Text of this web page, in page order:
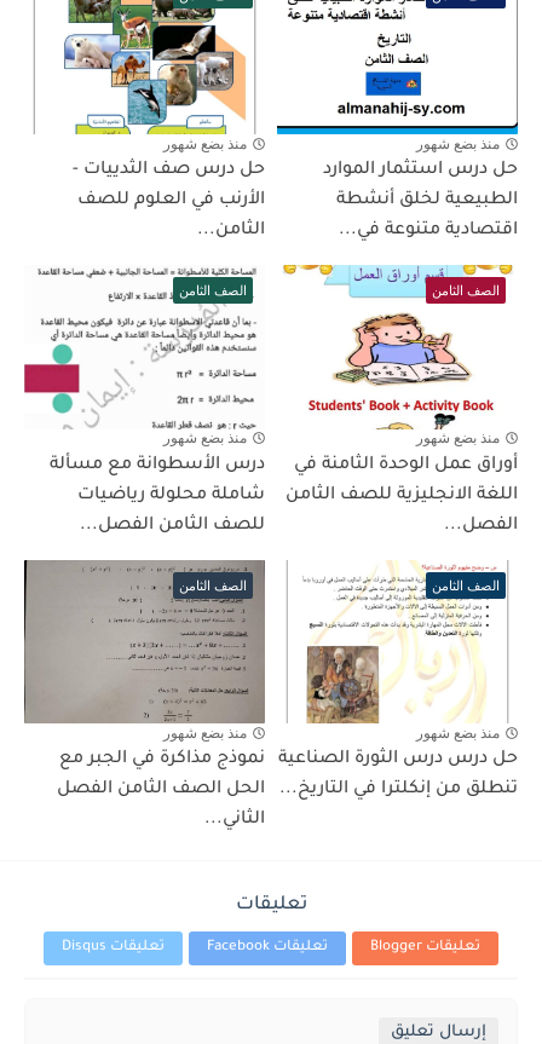
منذ بضع شهور
حل درس استثمار الموارد
الطبيعية لخلق أنشطة
اقتصادية متنوعة في...
منذ بضع شهور
حل درس صف الثدييات -
الأرنب في العلوم للصف
الثامن...
الصف الثامن
منذ بضع شهور
أوراق عمل الوحدة الثامنة في
اللغة الانجليزية للصف الثامن
الفصل...
الصف الثامن
منذ بضع شهور
درس الأسطوانة مع مسألة
شاملة محلولة رياضيات
للصف الثامن الفصل...
الصف الثامن
منذ بضع شهور
حل درس درس الثورة الصناعية
تنطلق من إنكلترا في التاريخ...
الصف الثامن
منذ بضع شهور
نموذج مذاكرة في الجبر مع
الحل الصف الثامن الفصل
الثاني...
تعليقات
تعليقات Blogger تعليقات Facebook تعليقات Disqus
إرسال تعليق